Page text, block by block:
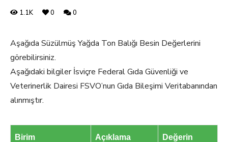
1.1K 0 0
Aşağıda Süzülmüş Yağda Ton Balığı Besin Değerlerini
görebilirsiniz.
Aşağıdaki bilgiler İsviçre Federal Gıda Güvenliği ve
Veterinerlik Dairesi FSVO’nun Gıda Bileşimi Veritabanından
alınmıştır.
Birim Açıklama
Değerin